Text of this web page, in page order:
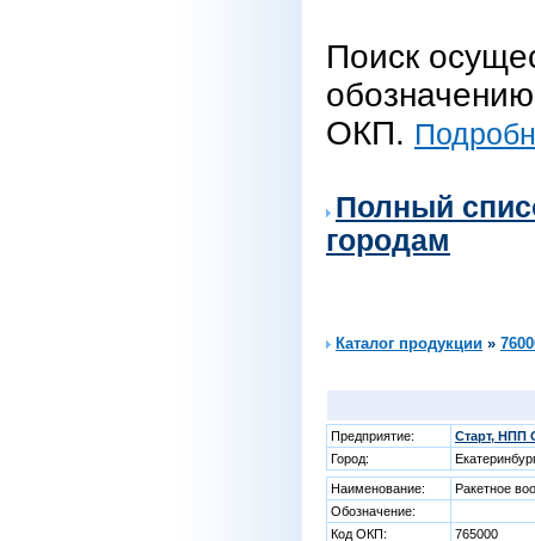
Поиск
ОКП.
Полный
городам
Каталог продукции »
Предприятие:
Старт, НПП
Город:
Наименование:
Ракетное
Обозначение:
Код ОКП:
765000